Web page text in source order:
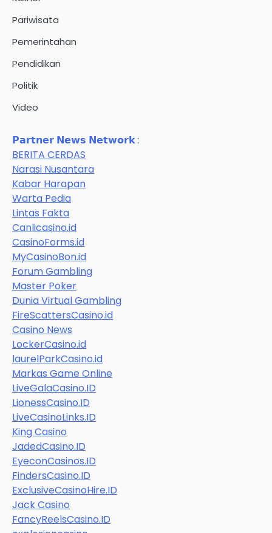
Pariwisata
Pemerintahan
Pendidikan
Politik
Video
𝗣𝗮𝗿𝘁𝗻𝗲𝗿 𝗡𝗲𝘄𝘀 𝗡𝗲𝘁𝘄𝗼𝗿𝗸 :
BERITA CERDAS
Narasi Nusantara
Kabar Harapan
Warta Pedia
Lintas Fakta
Canlicasino.id
CasinoForms.id
MyCasinoBon.id
Forum Gambling
Master Poker
Dunia Virtual Gambling
FireScattersCasino.id
Casino News
LockerCasino.id
laurelParkCasino.id
Markas Game Online
LiveGalaCasino.ID
LionessCasino.ID
LiveCasinoLinks.ID
King Casino
JadedCasino.ID
EyeconCasinos.ID
FindersCasino.ID
ExclusiveCasinoHire.ID
Jack Casino
FancyReelsCasino.ID